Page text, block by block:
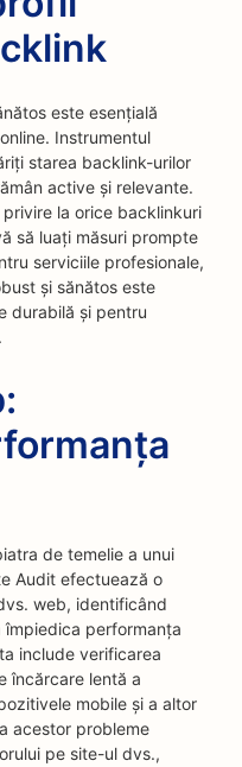
este esențială
Instrumentul
starea backlink-urilor
active și relevante.
la orice backlinkuri
să luați măsuri prompte
serviciile profesionale,
și sănătos este
durabilă și pentru
de temelie a unui
Audit efectuează o
web, identificând
performanța
include verificarea
încărcare lentă a
mobile și a altor
acestor probleme
pe site-ul dvs.,